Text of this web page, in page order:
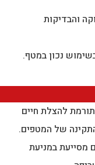
והבדיקות
נכון במטף.
להצלת חיים
של המטפים.
מסייעת במניעת